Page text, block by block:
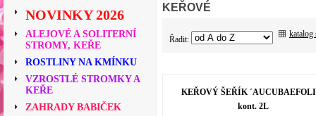
NOVINKY 2026
ALEJOVÉ A SOLITERNÍ
STROMY, KEŘE
ROSTLINY NA KMÍNKU
VZROSTLÉ STROMKY A
KEŘE
ZAHRADY BABIČEK
KEŘOVÉ
Řadit:
katalog
KEŘOVÝ ŠEŘÍK
kont. 2L